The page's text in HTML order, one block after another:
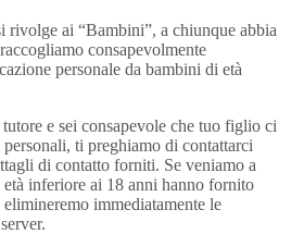
rivolge ai “Bambini”, a chiunque abbia
consapevolmente
personale da bambini di età
e sei consapevole che tuo figlio ci
ti preghiamo di contattarci
di contatto forniti. Se veniamo a
inferiore ai 18 anni hanno fornito
immediatamente le